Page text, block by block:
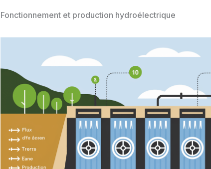
Fonctionnement et production hydroélectrique